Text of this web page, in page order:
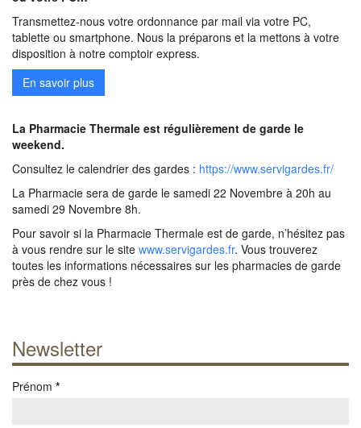
Transmettez-nous votre ordonnance par mail via votre PC,
tablette ou smartphone. Nous la préparons et la mettons à votre
disposition à notre comptoir express.
En savoir plus
La Pharmacie Thermale est régulièrement de garde le
weekend.
Consultez le calendrier des gardes : https://www.servigardes.fr/
La Pharmacie sera de garde le samedi 22 Novembre à 20h au
samedi 29 Novembre 8h.
Pour savoir si la Pharmacie Thermale est de garde, n’hésitez pas
à vous rendre sur le site www.servigardes.fr. Vous trouverez
toutes les informations nécessaires sur les pharmacies de garde
près de chez vous !
Newsletter
Prénom *